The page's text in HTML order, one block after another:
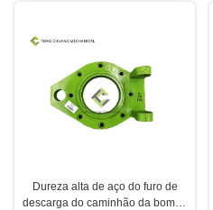
Dureza alta de aço do furo de
descarga do caminhão da bomba